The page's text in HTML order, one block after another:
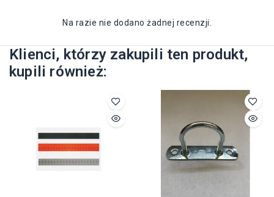
Na razie nie dodano żadnej recenzji.
Klienci, którzy zakupili ten produkt,
kupili również: